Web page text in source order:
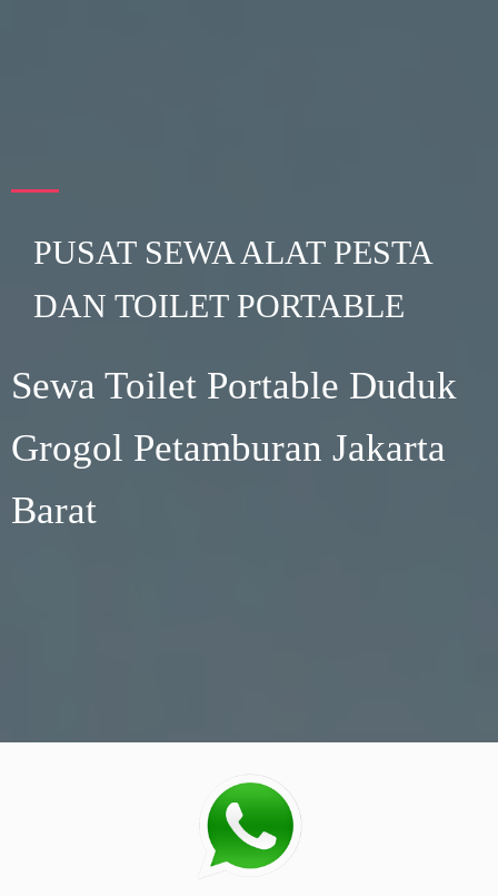
PUSAT SEWA ALAT PESTA
DAN TOILET PORTABLE
Sewa Toilet Portable Duduk
Grogol Petamburan Jakarta
Barat